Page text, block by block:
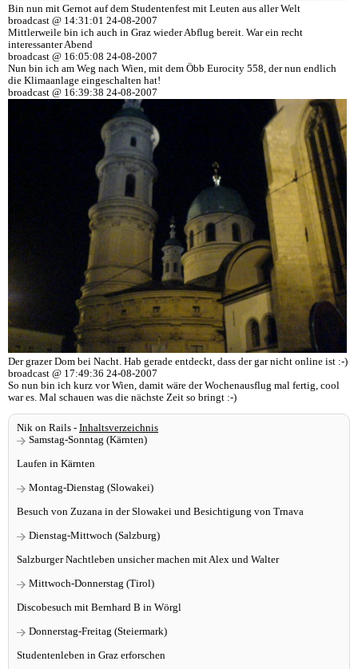
Bin nun mit Gernot auf dem Studentenfest mit Leuten aus aller Welt
broadcast @ 14:31:01 24-08-2007
Mittlerweile bin ich auch in Graz wieder Abflug bereit. War ein recht
interessanter Abend
broadcast @ 16:05:08 24-08-2007
Nun bin ich am Weg nach Wien, mit dem Öbb Eurocity 558, der nun endlich
die Klimaanlage eingeschalten hat!
broadcast @ 16:39:38 24-08-2007
Der grazer Dom bei Nacht. Hab gerade entdeckt, dass der gar nicht online ist :-)
broadcast @ 17:49:36 24-08-2007
So nun bin ich kurz vor Wien, damit wäre der Wochenausflug mal fertig, cool
war es. Mal schauen was die nächste Zeit so bringt :-)
Nik on Rails - Inhaltsverzeichnis
Samstag-Sonntag (Kärnten)
Laufen in Kärnten
Montag-Dienstag (Slowakei)
Besuch von Zuzana in der Slowakei und Besichtigung von Trnava
Dienstag-Mittwoch (Salzburg)
Salzburger Nachtleben unsicher machen mit Alex und Walter
Mittwoch-Donnerstag (Tirol)
Discobesuch mit Bernhard B in Wörgl
Donnerstag-Freitag (Steiermark)
Studentenleben in Graz erforschen